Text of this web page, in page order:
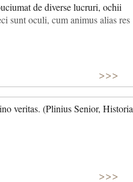
de diverse lucruri, ochii
sunt oculi, cum animus alias res
>>>
veritas. (Plinius Senior, Historia
>>>